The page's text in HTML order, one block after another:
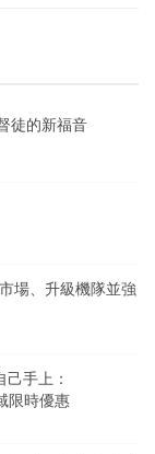
徒的新福音
場、升級機隊並強
手上：
限時優惠